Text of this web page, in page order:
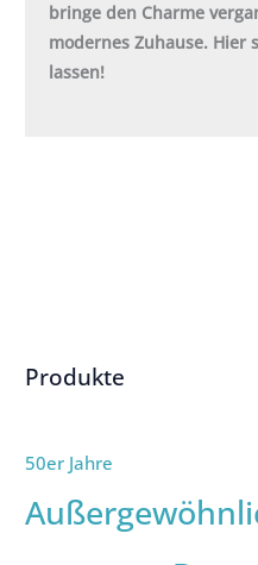
bringe den Charme
modernes Zuhause.
lassen!
Produkte
50er Jahre